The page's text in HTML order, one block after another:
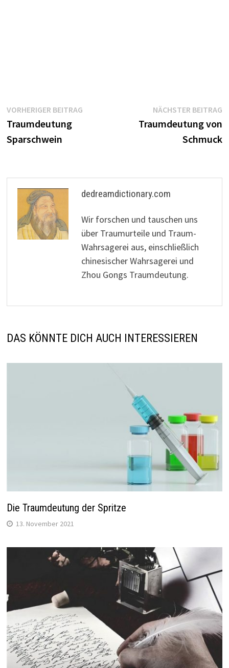
Beitragsnavigation
VORHERIGER BEITRAGVorheriger
Traumdeutung
Sparschwein
NÄCHSTER BEITRAG
Traumdeutung von
Schmuck
dedreamdictionary.com
Wir forschen und tauschen uns
über Traumurteile und Traum-
Wahrsagerei aus, einschließlich
chinesischer Wahrsagerei und
Zhou Gongs Traumdeutung.
DAS KÖNNTE DICH AUCH INTERESSIEREN
Die Traumdeutung der Spritze
13. November 2021